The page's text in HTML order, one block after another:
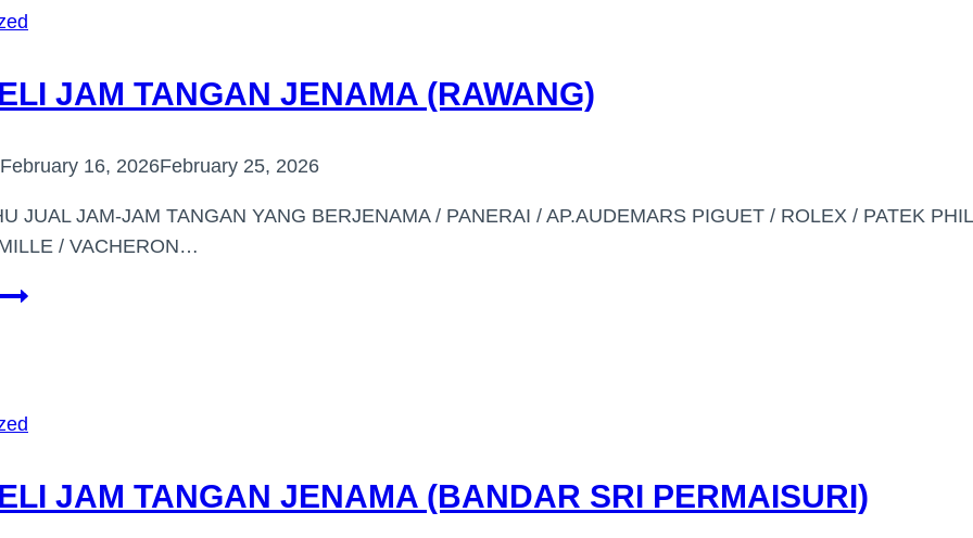
JAM TANGAN JENAMA (RAWANG)
February 16, 2026February 25, 2026
JUAL JAM-JAM TANGAN YANG BERJENAMA / PANERAI / AP.AUDEMARS PIGUET / ROLEX / PATEK
/ VACHERON…
JAM TANGAN JENAMA (BANDAR SRI PERMAISURI)